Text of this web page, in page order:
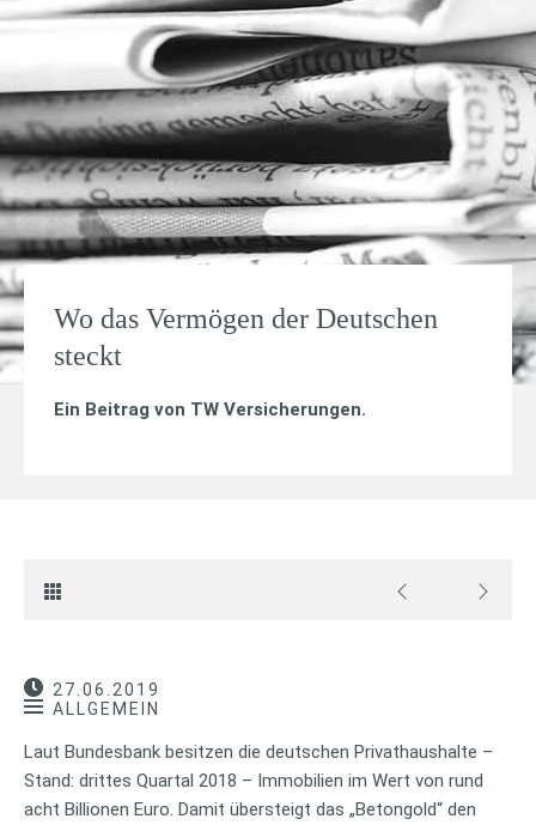
Wo das Vermögen der Deutschen
steckt
Ein Beitrag von TW Versicherungen.
27.06.2019
ALLGEMEIN
Laut Bundesbank besitzen die deutschen Privathaushalte –
Stand: drittes Quartal 2018 – Immobilien im Wert von rund
acht Billionen Euro. Damit übersteigt das „Betongold“ den